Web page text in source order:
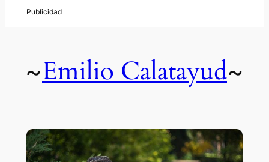
~Emilio Calatayud~